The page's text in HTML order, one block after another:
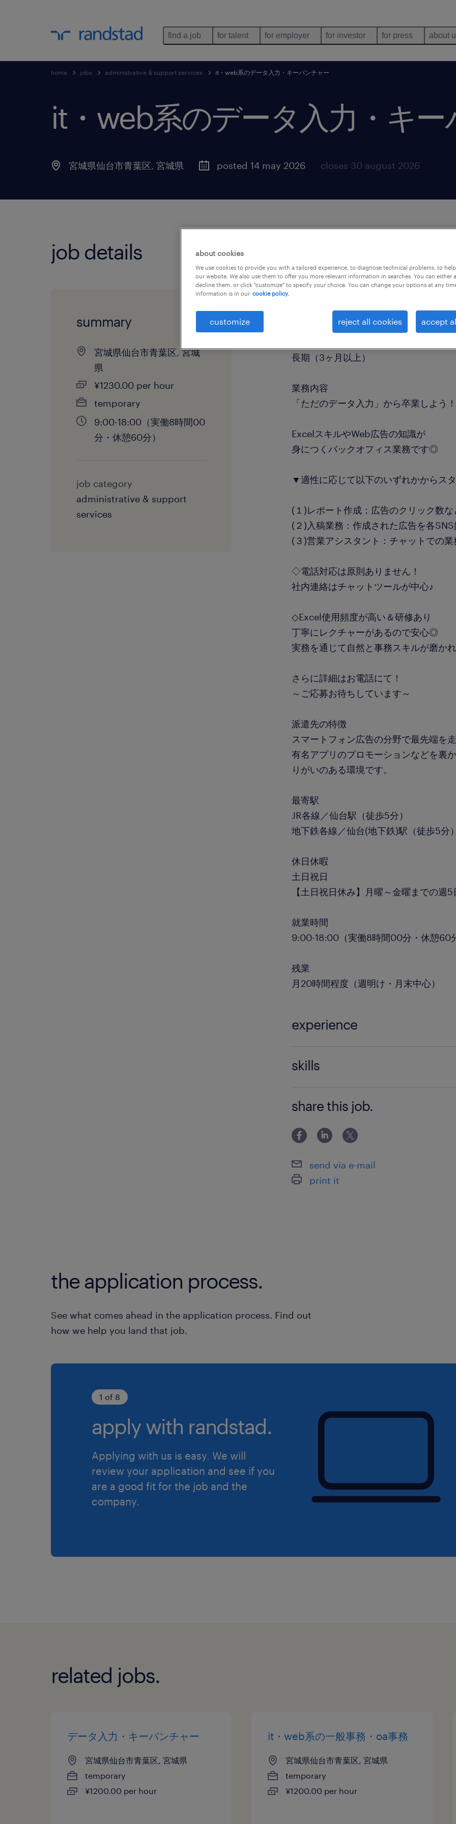
find a job for talent for employer for investor for press about
home jobs administrative & support services it・web系のデータ入力・キーパンチャー
it・web系のデータ入力・キー
宮城県仙台市青葉区, 宮城県 posted 14 may 2026 closes 30 august 2026
job details
summary
宮城県仙台市青葉区, 宮城
県
¥1230.00 per hour
temporary
9:00-18:00（実働8時間00
分・休憩60分）
job category
administrative & support
services
データ入力・キーパンチャー
長期（3ヶ月以上）
業務内容
「ただのデータ入力」から卒業しよう！
ExcelスキルやWeb広告の知識が
身につくバックオフィス業務です◎
▼適性に応じて以下のいずれかからス
(１)レポート作成：広告のクリック数
(２)入稿業務：作成された広告を各
(３)営業アシスタント：チャットでの
◇電話対応は原則ありません！
社内連絡はチャットツールが中心♪
◇Excel使用頻度が高い＆研修あり
丁寧にレクチャーがあるので安心◎
実務を通じて自然と事務スキルが磨か
さらに詳細はお電話にて！
～ご応募お待ちしています～
派遣先の特徴
スマートフォン広告の分野で最先端を
有名アプリのプロモーションなどを裏
りがいのある環境です。
最寄駅
JR各線／仙台駅（徒歩5分）
地下鉄各線／仙台(地下鉄)駅（徒歩5分）
休日休暇
土日祝日
【土日祝日休み】月曜～金曜までの週
就業時間
9:00-18:00（実働8時間00分・休憩60
残業
月20時間程度（週明け・月末中心）
experience
数、ピボットテーブルの活用 〇Word
不安な
skills
share this job.
send via e-mail
print it
the application process.
See what comes ahead in the application process. Find out
how we help you land that job.
1 of 8
apply with randstad.
Applying with us is easy. We will
review your application and see if you
are a good fit for the job and the
company.
related jobs.
データ入力・キーパンチャー
宮城県仙台市青葉区, 宮城県
temporary
¥1200.00 per hour
it・web系の一般事務・oa事務
宮城県仙台市青葉区, 宮城県
temporary
¥1200.00 per hour
about cookies
We use cookies to provide you with a tailored experience, to diagnose technical problems, to
our website. We also use them to offer you more relevant information in searches. You can either
decline them, or click "customize" to specify your choice. You can change your options at any
information is in our cookie policy.
customize reject all cookies accept